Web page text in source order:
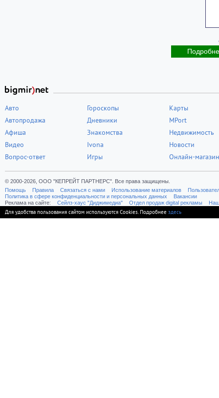
Авто
Автопродажа
Афиша
Видео
Вопрос-ответ
Гороскопы
Дневники
Знакомства
Ivona
Игры
Карты
MPort
Недвижимость
Новости
Онлайн-магазин
© 2000-2026, ООО "КЕПРЕЙТ ПАРТНЕРС". Все права защищены.
Помощь
Правила Связаться с нами Использование материалов
Политика в сфере конфиденциальности и персональных данных
Вакансии
Реклама на сайте:
Cейлз-хаус "Диджимедиа" Отдел продаж digital рекламы
Для удобства пользования сайтом используются Cookies. Подробнее здесь